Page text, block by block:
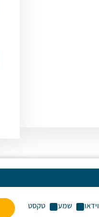
וידאו שמע טקסט